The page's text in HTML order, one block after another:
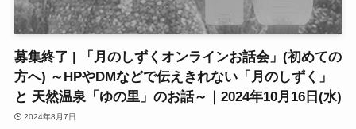
募集終了 | 「月のしずくオンラインお話会」(初めての
方へ) ～HPやDMなどで伝えきれない「月のしずく」
と 天然温泉「ゆの里」のお話～｜2024年10月16日(水)
2024年8月7日